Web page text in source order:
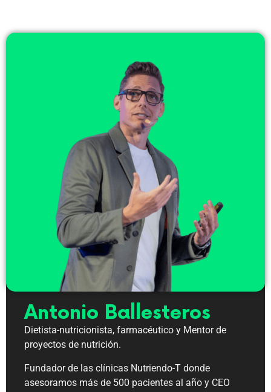
Antonio Ballesteros
Dietista-nutricionista, farmacéutico y Mentor de
proyectos de nutrición.
Fundador de las clínicas Nutriendo-T donde
asesoramos más de 500 pacientes al año y CEO